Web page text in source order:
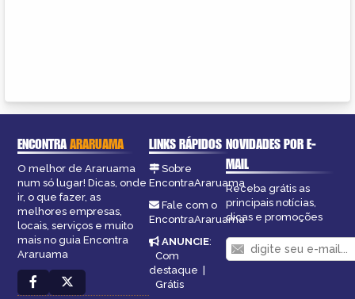
ENCONTRAARARUAMA
O melhor de Araruama
num só lugar! Dicas, onde
ir, o que fazer, as
melhores empresas,
locais, serviços e muito
mais no guia Encontra
Araruama
LINKS RÁPIDOS
Sobre
EncontraAraruama
Fale com o
EncontraAraruama
ANUNCIE:
Com
destaque
Grátis
NOVIDADES POR E-
MAIL
Receba grátis as
principais notícias,
dicas e promoções